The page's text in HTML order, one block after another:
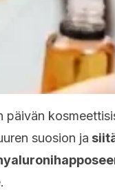
päivän
suosion ja